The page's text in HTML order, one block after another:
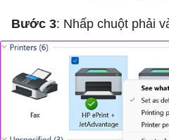
Bước 3: Nhấp chuột phải